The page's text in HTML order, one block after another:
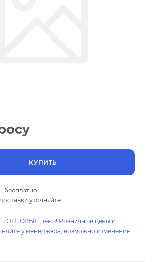
КУПИТЬ
бесплатно!
уточняйте.
ОПТОВЫЕ цены! Розничные цены и
у менеджера, возможно изменение